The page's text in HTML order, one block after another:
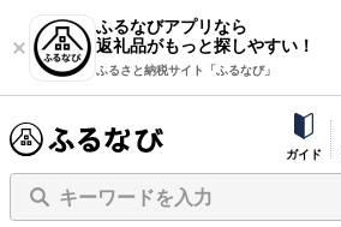
ふるなびアプリなら
返礼品がもっと探しやすい！
ふるさと納税サイト「ふるなび」
ガイド
キーワードを入力